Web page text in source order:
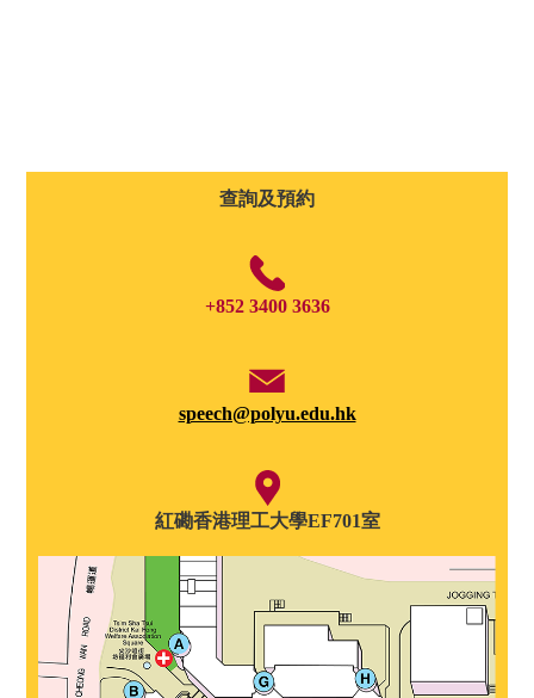
查詢及預約
+852 3400 3636
speech@polyu.edu.hk
紅磡香港理工大學EF701室